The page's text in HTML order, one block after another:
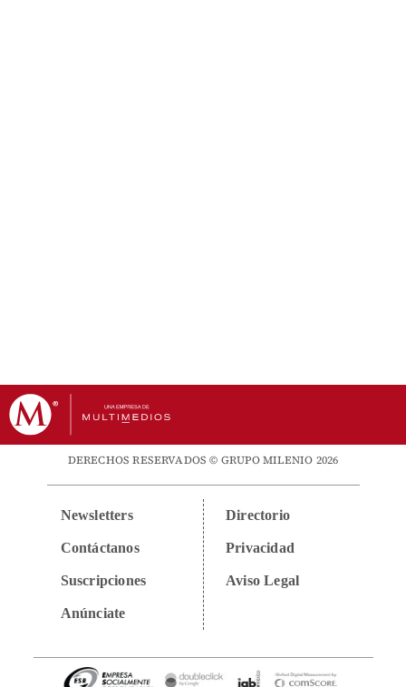
DERECHOS RESERVADOS © GRUPO MILENIO 2026
Newsletters
Contáctanos
Suscripciones
Anúnciate
Directorio
Privacidad
Aviso Legal